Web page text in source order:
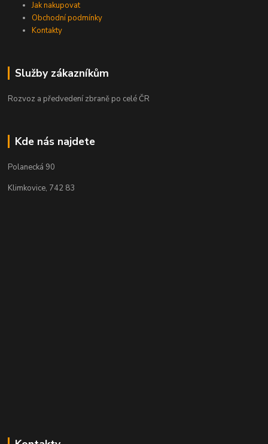
Jak nakupovat
Obchodní podmínky
Kontakty
Služby zákazníkům
Rozvoz a předvedení zbraně po celé ČR
Kde nás najdete
Polanecká 90
Klimkovice, 742 83